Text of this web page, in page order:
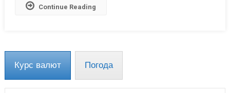
Continue Reading
Курс валют Погода